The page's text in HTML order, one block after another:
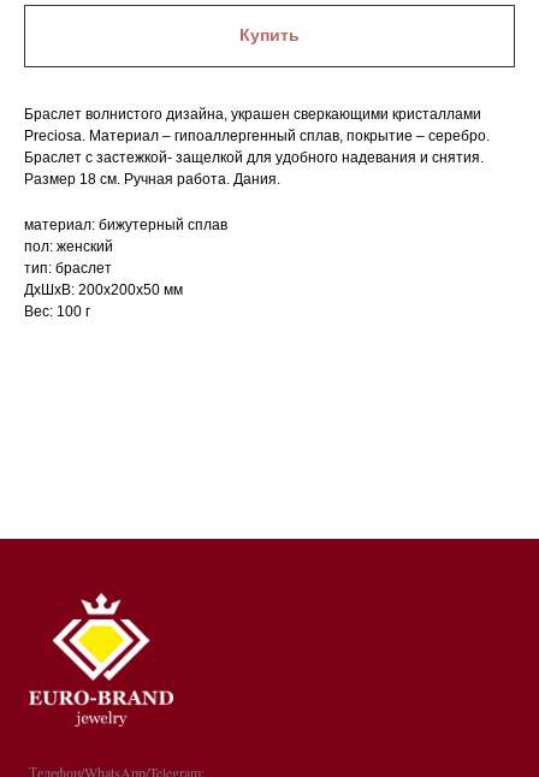
Купить
Браслет волнистого дизайна, украшен сверкающими кристаллами
Preciosa. Материал – гипоаллергенный сплав, покрытие – серебро.
Браслет с застежкой- защелкой для удобного надевания и снятия.
Размер 18 см. Ручная работа. Дания.
материал: бижутерный сплав
пол: женский
тип: браслет
ДxШxВ: 200x200x50 мм
Вес: 100 г
Телефон/WhatsApp/Telegram: